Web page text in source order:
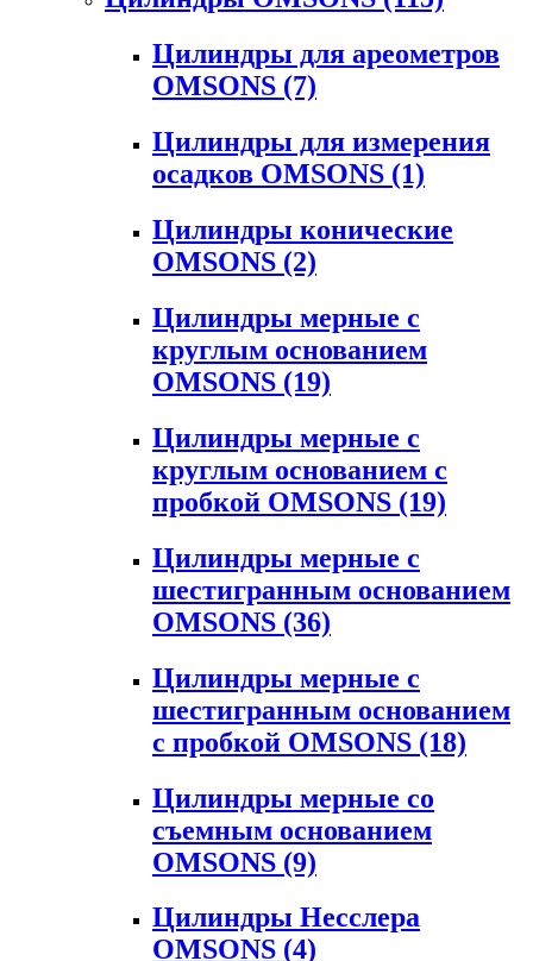
Цилиндры для ареометров
OMSONS (7)
Цилиндры для измерения
осадков OMSONS (1)
Цилиндры конические
OMSONS (2)
Цилиндры мерные с
круглым основанием
OMSONS (19)
Цилиндры мерные с
круглым основанием с
пробкой OMSONS (19)
Цилиндры мерные с
шестигранным основанием
OMSONS (36)
Цилиндры мерные с
шестигранным основанием
с пробкой OMSONS (18)
Цилиндры мерные со
съемным основанием
OMSONS (9)
Цилиндры Несслера
OMSONS (4)